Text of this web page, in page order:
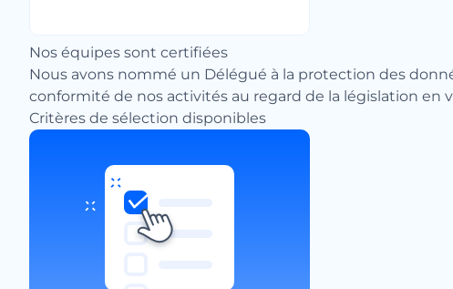
Nos équipes sont certifiées
Nous avons nommé un Délégué à la protection des
conformité de nos activités au regard de la législation en
Critères de sélection disponibles